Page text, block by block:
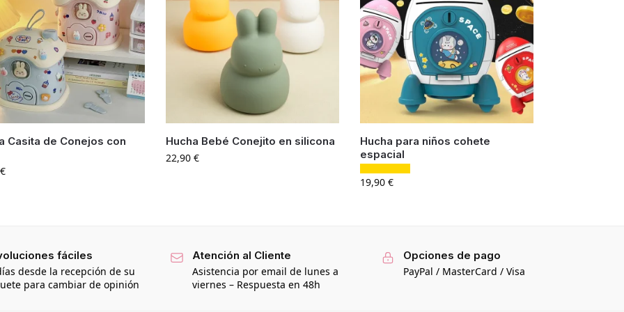
Casita de Conejos con
€
Hucha Bebé Conejito en silicona
22,90€
Hucha para niños cohete
espacial
19,90€
fáciles
desde la recepción de su
para cambiar de opinión
Atención al Cliente
Asistencia por email de lunes a
viernes – Respuesta en 48h
Opciones de pago
PayPal / MasterCard / Visa